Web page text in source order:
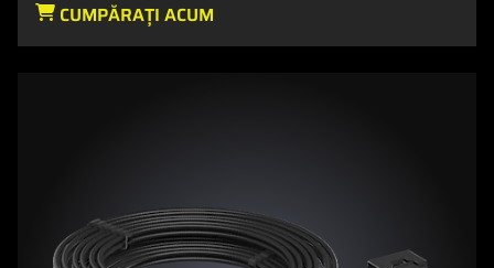
CUMPĂRAȚI ACUM